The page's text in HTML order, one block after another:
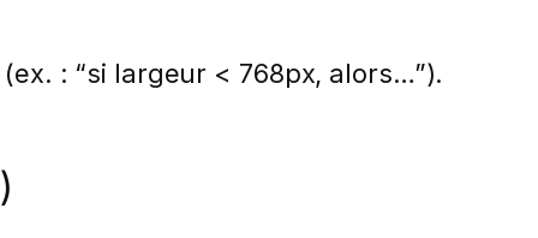
: “si largeur < 768px, alors…”).